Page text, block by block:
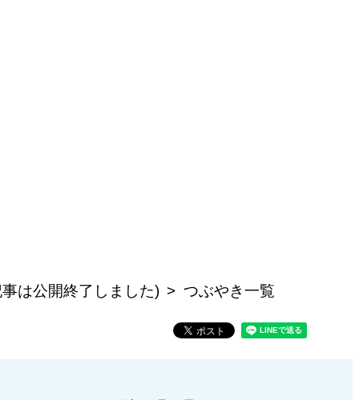
は公開終了しました) つぶやき一覧